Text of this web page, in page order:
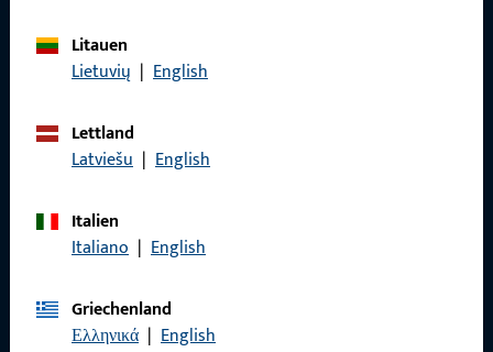
Litauen
Lietuvių | English
Lettland
Latviešu | English
Italien
Italiano | English
Griechenland
Ελληνικά | English
Produktkatalog
Kontakt aufnehmen